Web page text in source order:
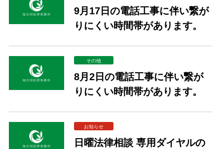
9月17日の電話工事に伴い繋が
りにくい時間帯があります。
その他
8月2日の電話工事に伴い繋が
りにくい時間帯があります。
お知らせ
日曜法律相談 専用ダイヤルの